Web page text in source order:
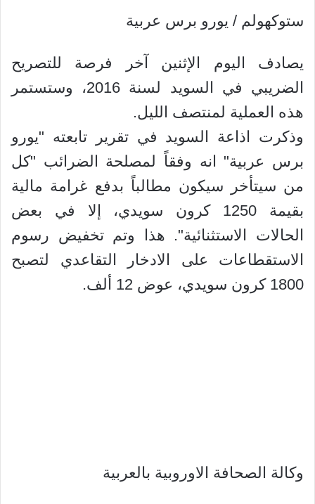
ستوكهولم / يورو برس عربية
يصادف اليوم الإثنين آخر فرصة للتصريح
الضريبي في السويد لسنة 2016، وستستمر
هذه العملية لمنتصف الليل.
وذكرت اذاعة السويد في تقرير تابعته "يورو
برس عربية" انه وفقاً لمصلحة الضرائب "كل
من سيتأخر سيكون مطالباً بدفع غرامة مالية
بقيمة 1250 كرون سويدي، إلا في بعض
الحالات الاستثنائية". هذا وتم تخفيض رسوم
الاستقطاعات على الادخار التقاعدي لتصبح
1800 كرون سويدي، عوض 12 ألف.
وكالة الصحافة الاوروبية بالعربية